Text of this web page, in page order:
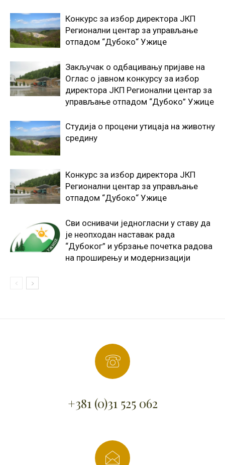
Конкурс за избор директора ЈКП
Регионални центар за управљање
отпадом “Дубоко“ Ужице
Закључак о одбацивању пријаве на
Оглас о јавном конкурсу за избор
директора ЈКП Регионални центар за
управљање отпадом “Дубоко” Ужице
Студија о процени утицаја на животну
средину
Конкурс за избор директора ЈКП
Регионални центар за управљање
отпадом “Дубоко“ Ужице
Сви оснивачи једногласни у ставу да
је неопходан наставак рада
“Дубоког” и убрзање почетка радова
на проширењу и модернизацији
+381 (0)31 525 062